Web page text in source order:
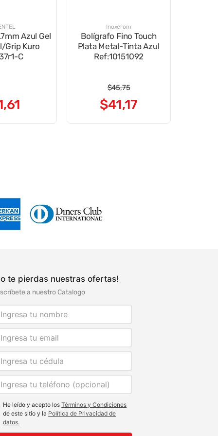
Azul Gel
Grip Kuro
C
,61
Inoxcrom
Bolígrafo Fino Touch
Plata Metal-Tinta Azul
Ref:10151092
$45,75
$41,17
te pierdas nuestras ofertas!
a nuestro Catalogo
He leído y acepto losTérminos y Condiciones
de este sitio y la Política de Privacidad de
datos.